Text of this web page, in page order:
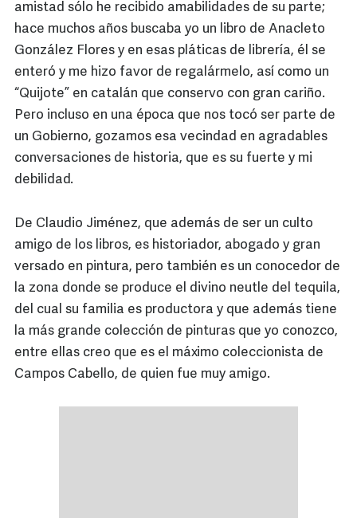
amistad sólo he recibido amabilidades de su parte;
hace muchos años buscaba yo un libro de Anacleto
González Flores y en esas pláticas de librería, él se
enteró y me hizo favor de regalármelo, así como un
“Quijote” en catalán que conservo con gran cariño.
Pero incluso en una época que nos tocó ser parte de
un Gobierno, gozamos esa vecindad en agradables
conversaciones de historia, que es su fuerte y mi
debilidad.
De Claudio Jiménez, que además de ser un culto
amigo de los libros, es historiador, abogado y gran
versado en pintura, pero también es un conocedor de
la zona donde se produce el divino neutle del tequila,
del cual su familia es productora y que además tiene
la más grande colección de pinturas que yo conozco,
entre ellas creo que es el máximo coleccionista de
Campos Cabello, de quien fue muy amigo.